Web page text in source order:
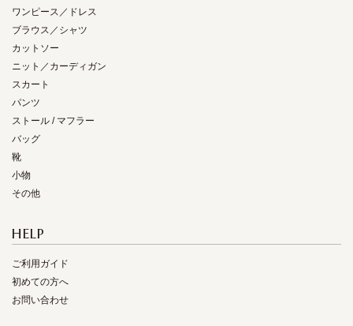
ワンピース／ドレス
ブラウス／シャツ
カットソー
ニット／カーディガン
スカート
パンツ
ストール / マフラー
バッグ
靴
小物
その他
HELP
ご利用ガイド
初めての方へ
お問い合わせ